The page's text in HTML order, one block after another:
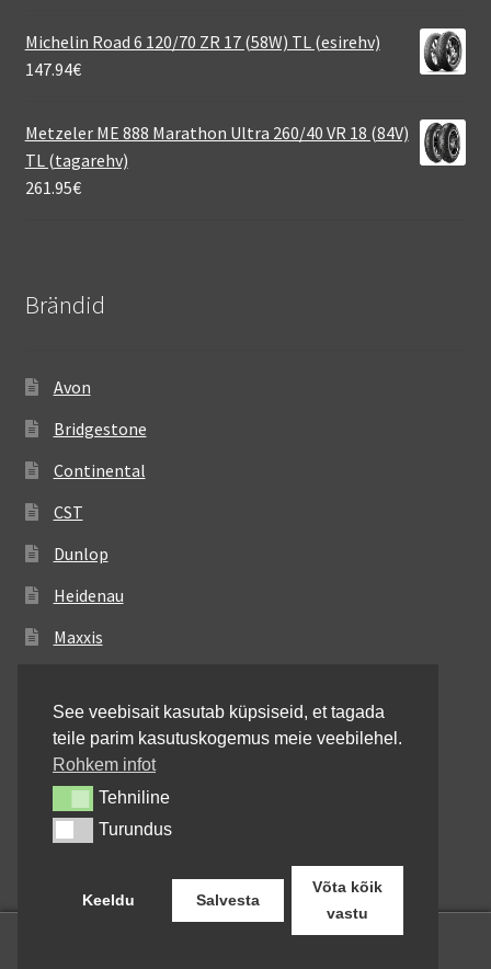
Michelin Road 6 120/70 ZR 17 (58W) TL (esirehv)
147.94€
Metzeler ME 888 Marathon Ultra 260/40 VR 18 (84V)
TL (tagarehv)
261.95€
Brändid
Avon
Bridgestone
Continental
CST
Dunlop
Heidenau
Maxxis
Michelin
Mitas
Pirelli
Shinko
See veebisait kasutab küpsiseid, et tagada
teile parim kasutuskogemus meie veebilehel.
Rohkem infot
TehnilineTehniline
TurundusTurundus
Keeldu Salvesta
Võta kõik
vastu